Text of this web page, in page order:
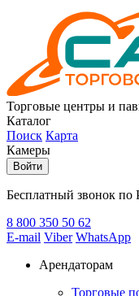
Торговые центры и
Каталог
Поиск Карта
Камеры
Войти
Бесплатный звонок по
8 800 350 50 62
E-mail Viber WhatsApp
Арендаторам
Торговые